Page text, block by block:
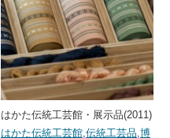
はかた伝統工芸館・展示品(2011)
はかた伝統工芸館,伝統工芸品,博